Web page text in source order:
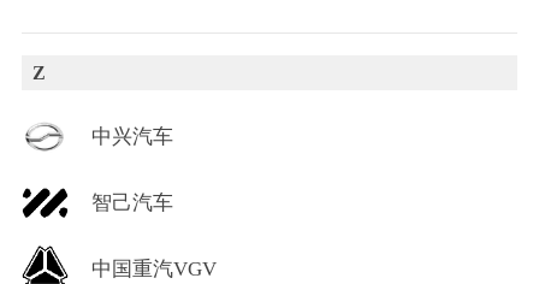
Z
中兴汽车
智己汽车
中国重汽VGV